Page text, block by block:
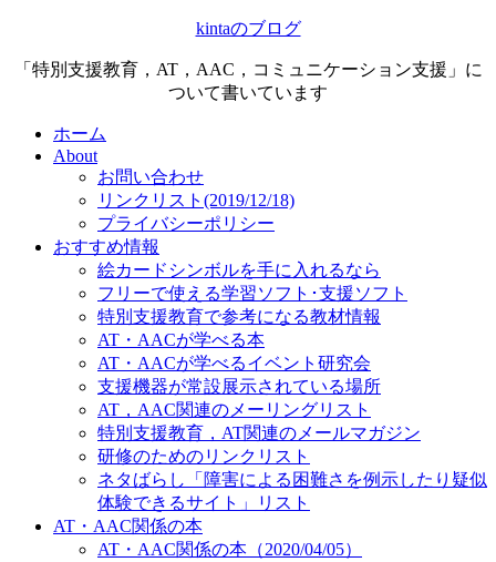
kintaのブログ
「特別支援教育，AT，AAC，コミュニケーション支援」に
ついて書いています
ホーム
About
お問い合わせ
リンクリスト(2019/12/18)
プライバシーポリシー
おすすめ情報
絵カードシンボルを手に入れるなら
フリーで使える学習ソフト･支援ソフト
特別支援教育で参考になる教材情報
AT・AACが学べる本
AT・AACが学べるイベント研究会
支援機器が常設展示されている場所
AT，AAC関連のメーリングリスト
特別支援教育，AT関連のメールマガジン
研修のためのリンクリスト
ネタばらし「障害による困難さを例示したり疑似
体験できるサイト」リスト
AT・AAC関係の本
AT・AAC関係の本（2020/04/05）